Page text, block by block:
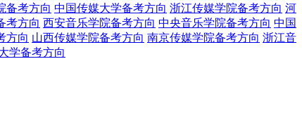
备考方向 中国传媒大学备考方向 浙江传媒学院备考方向 河
考方向 西安音乐学院备考方向 中央音乐学院备考方向 中国
方向 山西传媒学院备考方向 南京传媒学院备考方向 浙江音
学备考方向